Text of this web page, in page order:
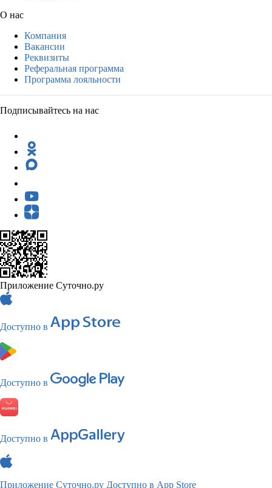
О нас
Компания
Вакансии
Реквизиты
Реферальная программа
Программа лояльности
Подписывайтесь на нас
Приложение Суточно.ру
Доступно в
Доступно в
Доступно в
Приложение Суточно.ру Доступно в App Store